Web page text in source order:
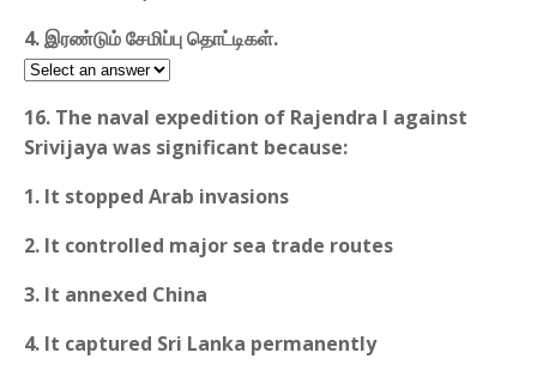
4. இரண்டும் சேமிப்பு தொட்டிகள்.
16. The naval expedition of Rajendra I against
Srivijaya was significant because:
1. It stopped Arab invasions
2. It controlled major sea trade routes
3. It annexed China
4. It captured Sri Lanka permanently